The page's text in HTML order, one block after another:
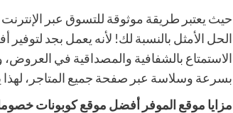
حيث يعتبر طريقة موثوقة للتسوق عبر
الحل الأمثل بالنسبة لك! لأنه يعمل بجد
الاستمتاع بالشفافية والمصداقية في
بسرعة وسلاسة عبر صفحة جميع المتاجر، لهذا
مزايا موقع الموفر أفضل موقع كوبونات